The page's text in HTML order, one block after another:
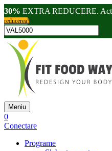
30% EXTRA REDUCERE.
reducerea!
Meniu
0
Conectare
Programe